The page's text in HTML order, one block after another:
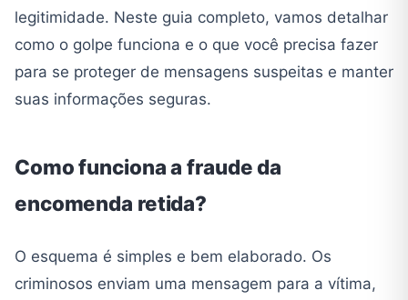
legitimidade. Neste guia completo, vamos detalhar
como o golpe funciona e o que você precisa fazer
para se proteger de mensagens suspeitas e manter
suas informações seguras.
Como funciona a fraude da
encomenda retida?
O esquema é simples e bem elaborado. Os
criminosos enviam uma mensagem para a vítima,